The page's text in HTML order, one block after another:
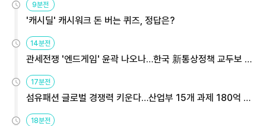
9분전
'캐시딜' 캐시워크 돈 버는 퀴즈, 정답은?
14분전
관세전쟁 '엔드게임' 윤곽 나오나…한국 新통상정책 교두보 활
용해야
17분전
섬유패션 글로벌 경쟁력 키운다…산업부 15개 과제 180억 지
원
18분전